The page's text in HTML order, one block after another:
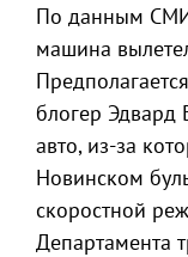
По данным
машина
блогер Эдвард
авто, из-за
Новинском
скоростной
Департамента